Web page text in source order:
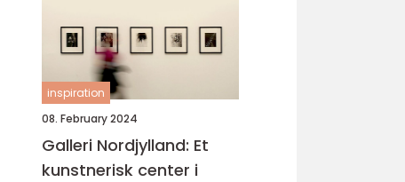
inspiration
08. February 2024
Galleri Nordjylland: Et
kunstnerisk center i